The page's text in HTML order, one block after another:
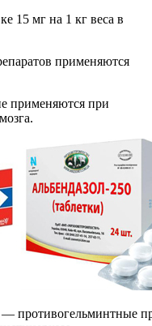
15 мг на 1 кг веса в
применяются
применяются при
противогельминтные